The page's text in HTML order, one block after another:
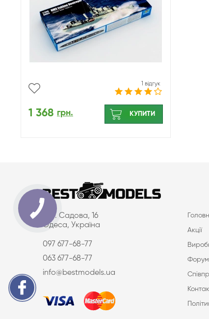
1 відгук
1 368 грн. КУПИТИ
вул. Садова, 16
Одеса, Україна
097 677-68-77
063 677-68-77
info@bestmodels.ua
Акції
Форум